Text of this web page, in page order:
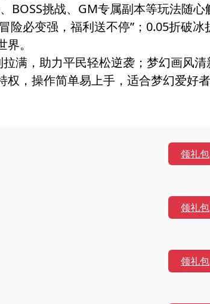
BOSS挑战、GM专属副本等玩法随心
险必变强，福利送不停”；0.05折破冰
。
满，助力平民轻松逆袭；梦幻画风清
，操作简单易上手，适合梦幻爱好
领礼包
领礼包
领礼包